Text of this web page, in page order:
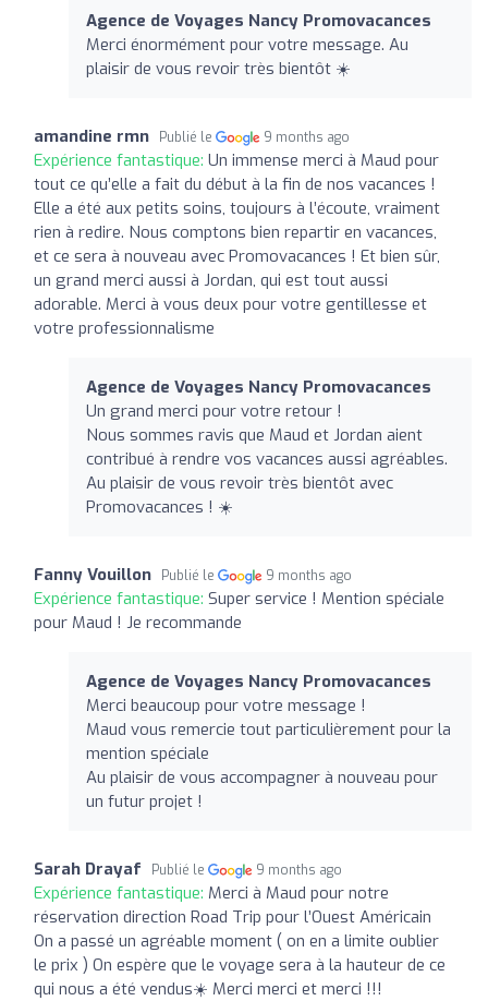
Agence de Voyages Nancy Promovacances
Merci énormément pour votre message. Au
plaisir de vous revoir très bientôt ☀️
amandine rmn Publié le 9 months ago
Expérience fantastique: Un immense merci à Maud pour
tout ce qu’elle a fait du début à la fin de nos vacances !
Elle a été aux petits soins, toujours à l’écoute, vraiment
rien à redire. Nous comptons bien repartir en vacances,
et ce sera à nouveau avec Promovacances ! Et bien sûr,
un grand merci aussi à Jordan, qui est tout aussi
adorable. Merci à vous deux pour votre gentillesse et
votre professionnalisme
Agence de Voyages Nancy Promovacances
Un grand merci pour votre retour !
Nous sommes ravis que Maud et Jordan aient
contribué à rendre vos vacances aussi agréables.
Au plaisir de vous revoir très bientôt avec
Promovacances ! ☀️
Fanny Vouillon Publié le 9 months ago
Expérience fantastique: Super service ! Mention spéciale
pour Maud ! Je recommande
Agence de Voyages Nancy Promovacances
Merci beaucoup pour votre message !
Maud vous remercie tout particulièrement pour la
mention spéciale
Au plaisir de vous accompagner à nouveau pour
un futur projet !
Sarah Drayaf Publié le 9 months ago
Expérience fantastique: Merci à Maud pour notre
réservation direction Road Trip pour l’Ouest Américain
On a passé un agréable moment ( on en a limite oublier
le prix ) On espère que le voyage sera à la hauteur de ce
qui nous a été vendus☀️ Merci merci et merci !!!